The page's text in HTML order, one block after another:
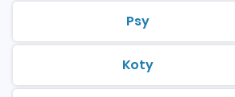
Psy
kolorowanki do
Koty
kolorowanki do